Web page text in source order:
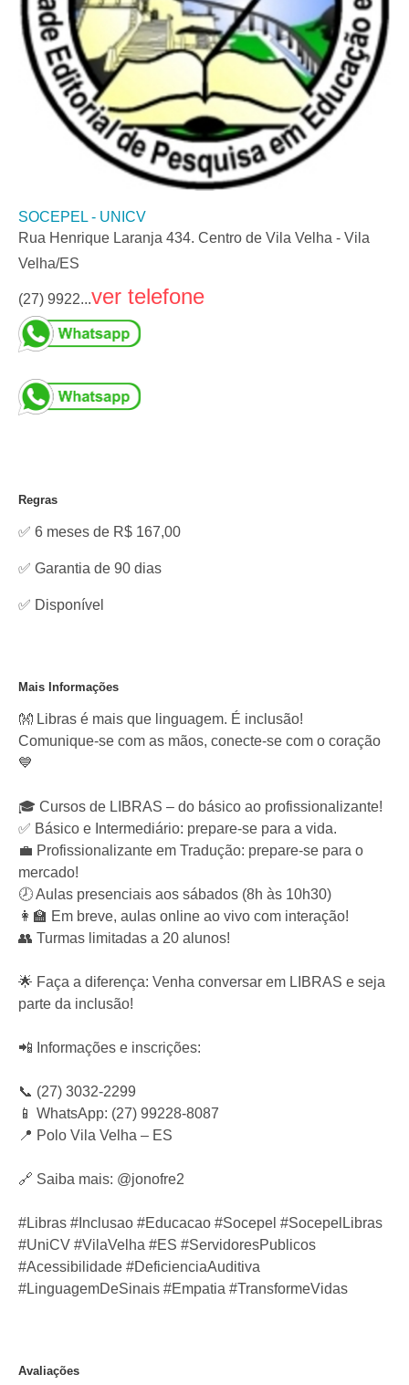
SOCEPEL - UNICV
Rua Henrique Laranja 434. Centro de Vila Velha - Vila
Velha/ES
(27) 9922...ver telefone
Regras
✅ 6 meses de R$ 167,00
✅ Garantia de 90 dias
✅ Disponível
Mais Informações
👐 Libras é mais que linguagem. É inclusão!
Comunique-se com as mãos, conecte-se com o coração
💙
🎓 Cursos de LIBRAS – do básico ao profissionalizante!
✅ Básico e Intermediário: prepare-se para a vida.
💼 Profissionalizante em Tradução: prepare-se para o
mercado!
🕗 Aulas presenciais aos sábados (8h às 10h30)
👩‍🏫 Em breve, aulas online ao vivo com interação!
👥 Turmas limitadas a 20 alunos!
🌟 Faça a diferença: Venha conversar em LIBRAS e seja
parte da inclusão!
📲 Informações e inscrições:
📞 (27) 3032-2299
📱 WhatsApp: (27) 99228-8087
📍 Polo Vila Velha – ES
🔗 Saiba mais: @jonofre2
#Libras #Inclusao #Educacao #Socepel #SocepelLibras
#UniCV #VilaVelha #ES #ServidoresPublicos
#Acessibilidade #DeficienciaAuditiva
#LinguagemDeSinais #Empatia #TransformeVidas
Avaliações